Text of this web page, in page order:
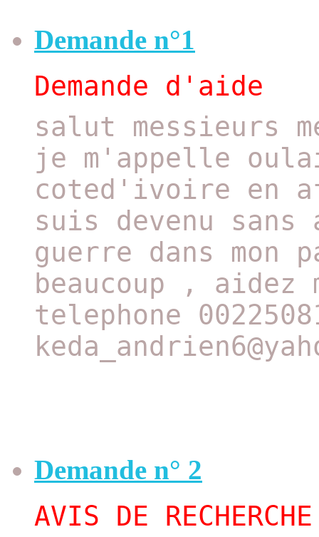
Demande n°1
Demande d'aide
salut messieurs
je m'appelle
coted'ivoire en
suis devenu
guerre dans
beaucoup ,
telephone
Demande n° 2
AVIS DE